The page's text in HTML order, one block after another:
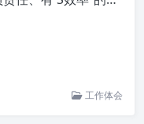
工作体会